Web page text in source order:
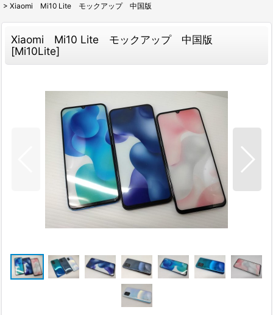
> Xiaomi Mi10 Lite モックアップ 中国版
Xiaomi Mi10 Lite モックアップ 中国版
[Mi10Lite]